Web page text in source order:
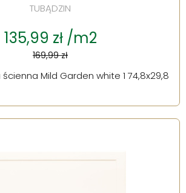
TUBĄDZIN
135,99 zł /m2
169,99 zł
ścienna Mild Garden white 1 74,8x29,8